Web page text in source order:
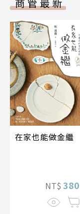
在家也能做金繼
NT$ 380